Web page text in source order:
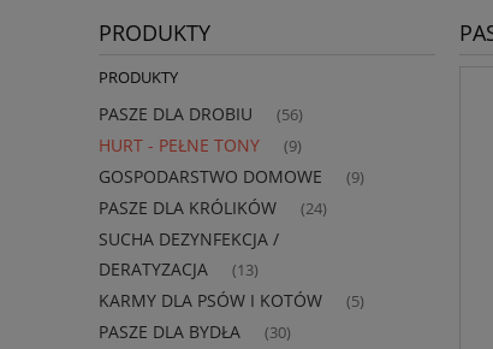
PRODUKTY
PRODUKTY
PASZE DLA DROBIU (56)
HURT - PEŁNE TONY (9)
GOSPODARSTWO DOMOWE (9)
PASZE DLA KRÓLIKÓW (24)
SUCHA DEZYNFEKCJA /
DERATYZACJA
(13)
KARMY DLA PSÓW I KOTÓW (5)
PASZE DLA BYDŁA (30)